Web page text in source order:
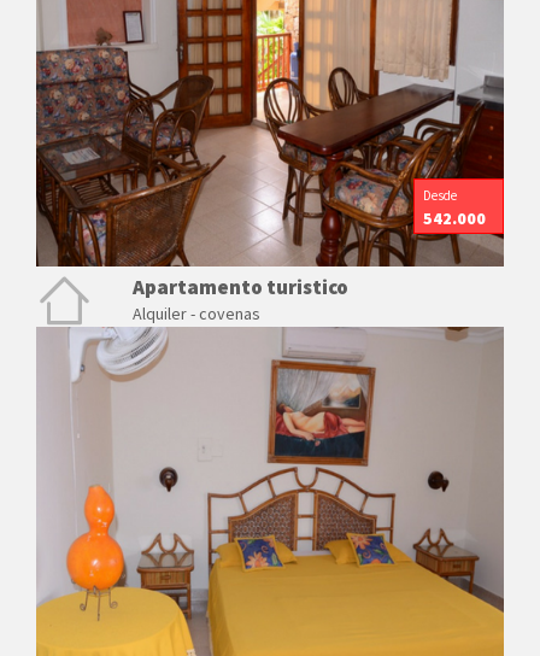
Apartamento turistico
Alquiler - covenas
Desde
542.000